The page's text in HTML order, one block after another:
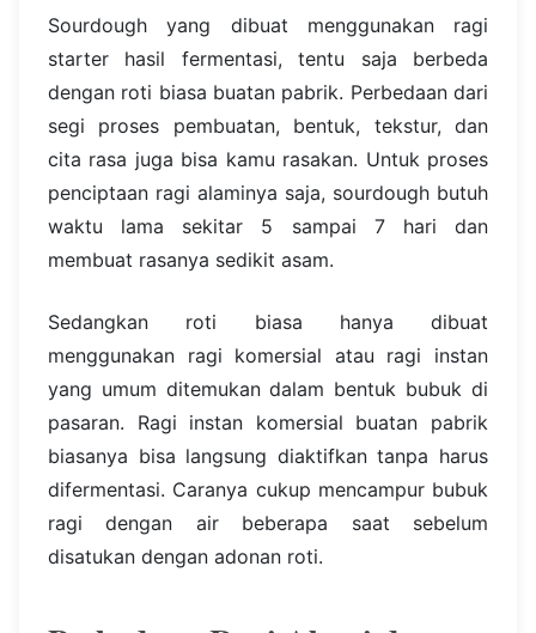
Sourdough yang dibuat menggunakan ragi
starter hasil fermentasi, tentu saja berbeda
dengan roti biasa buatan pabrik. Perbedaan dari
segi proses pembuatan, bentuk, tekstur, dan
cita rasa juga bisa kamu rasakan. Untuk proses
penciptaan ragi alaminya saja, sourdough butuh
waktu lama sekitar 5 sampai 7 hari dan
membuat rasanya sedikit asam.
Sedangkan roti biasa hanya dibuat
menggunakan ragi komersial atau ragi instan
yang umum ditemukan dalam bentuk bubuk di
pasaran. Ragi instan komersial buatan pabrik
biasanya bisa langsung diaktifkan tanpa harus
difermentasi. Caranya cukup mencampur bubuk
ragi dengan air beberapa saat sebelum
disatukan dengan adonan roti.